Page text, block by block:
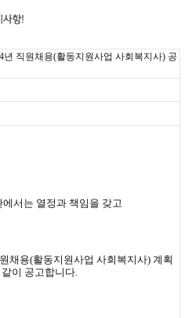
년 직원채용(활동지원사업 사회복지사) 공
서는 열정과 책임을 갖고
채용(활동지원사업 사회복지사) 계획
이 공고합니다.